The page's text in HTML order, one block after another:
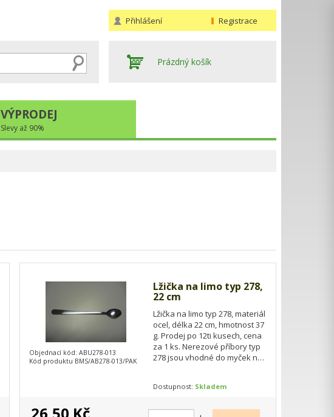
Přihlášení Registrace
Prázdný košík
VÝPRODEJ
Slevy až 90%
Lžička na limo typ 278,
22 cm
Lžička na limo typ 278, materiál
ocel, délka 22 cm, hmotnost 37
g. Prodej po 12ti kusech, cena
za 1 ks. Nerezové příbory typ
278 jsou vhodné do myček na
Dostupnost: Skladem
Objednací kód: ABU278-013
Kód produktu BMS/AB278-013/PAK
26,50 Kč